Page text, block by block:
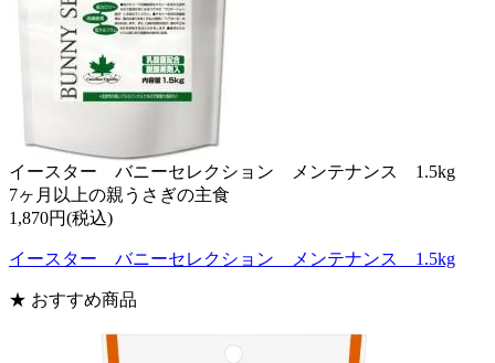
イースター バニーセレクション メンテナンス 1.5kg
7ヶ月以上の親うさぎの主食
1,870円(税込)
イースター バニーセレクション メンテナンス 1.5kg
★ おすすめ商品